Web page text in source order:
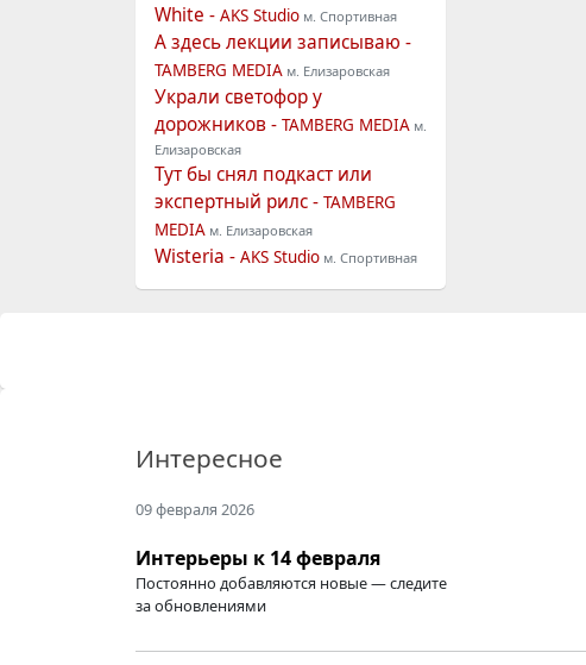
White - AKS Studio м. Спортивная
А здесь лекции записываю -
TAMBERG MEDIA м. Елизаровская
Украли светофор у
дорожников - TAMBERG MEDIA м.
Елизаровская
Тут бы снял подкаст или
экспертный рилс - TAMBERG
MEDIA м. Елизаровская
Wisteria - AKS Studio м. Спортивная
Интересное
09 февраля 2026
Интерьеры к 14 февраля
Постоянно добавляются новые — следите
за обновлениями